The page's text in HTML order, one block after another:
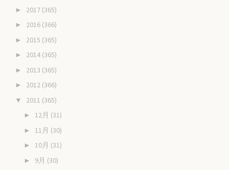
► 2017 (365)
► 2016 (366)
► 2015 (365)
► 2014 (365)
► 2013 (365)
► 2012 (366)
▼ 2011 (365)
► 12月 (31)
► 11月 (30)
► 10月 (31)
► 9月 (30)